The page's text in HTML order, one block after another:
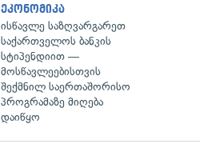
ეკონომიკა
ისწავლე საზღვარგარეთ
საქართველოს ბანკის
სტიპენდიით —
მოსწავლეებისთვის
შექმნილ საერთაშორისო
პროგრამაზე მიღება
დაიწყო